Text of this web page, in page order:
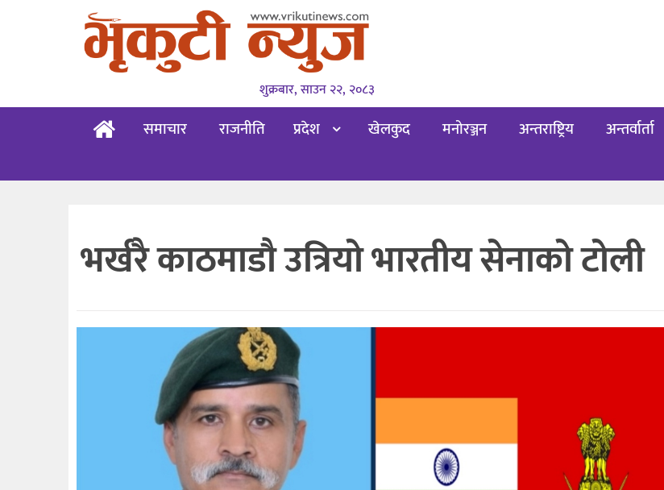
शुक्रबार, साउन २२, २०८३
समाचार राजनीति प्रदेश खेलकुद मनोरञ्जन अन्तराष्ट्रिय अन्तर्वार्ता
भर्खरै काठमाडौ उत्रियो भारतीय सेनाको टोली